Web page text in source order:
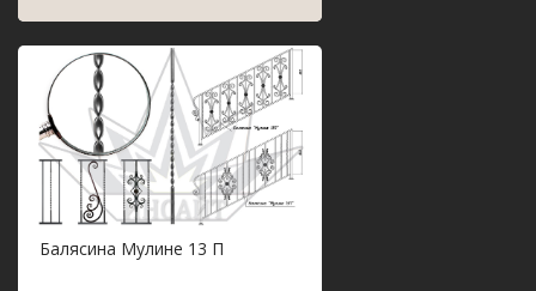
Балясина Мулине 13 П